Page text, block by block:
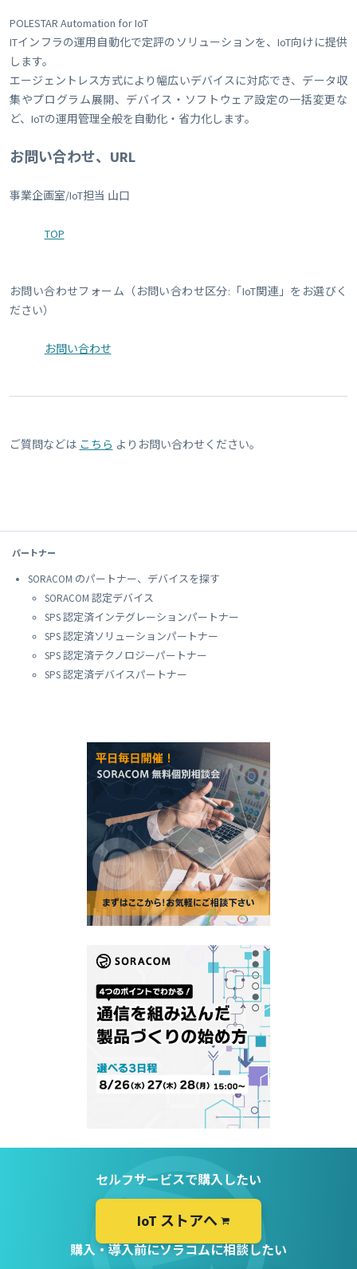
POLESTAR Automation for IoT
ITインフラの運用自動化で定評のソリューションを、IoT向けに提供
します。
エージェントレス方式により幅広いデバイスに対応でき、データ収
集やプログラム展開、デバイス・ソフトウェア設定の一括変更な
ど、IoTの運用管理全般を自動化・省力化します。
お問い合わせ、URL
事業企画室/IoT担当 山口
TOP
お問い合わせフォーム（お問い合わせ区分:「IoT関連」をお選びく
ださい）
お問い合わせ
ご質問などは こちら よりお問い合わせください。
パートナー
SORACOM のパートナー、デバイスを探す
SORACOM 認定デバイス
SPS 認定済インテグレーションパートナー
SPS 認定済ソリューションパートナー
SPS 認定済テクノロジーパートナー
SPS 認定済デバイスパートナー
セルフサービスで購入したい
IoT ストアへ
購入・導入前にソラコムに相談したい